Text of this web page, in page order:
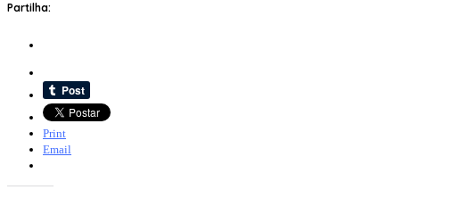
Partilha:
Print
Email